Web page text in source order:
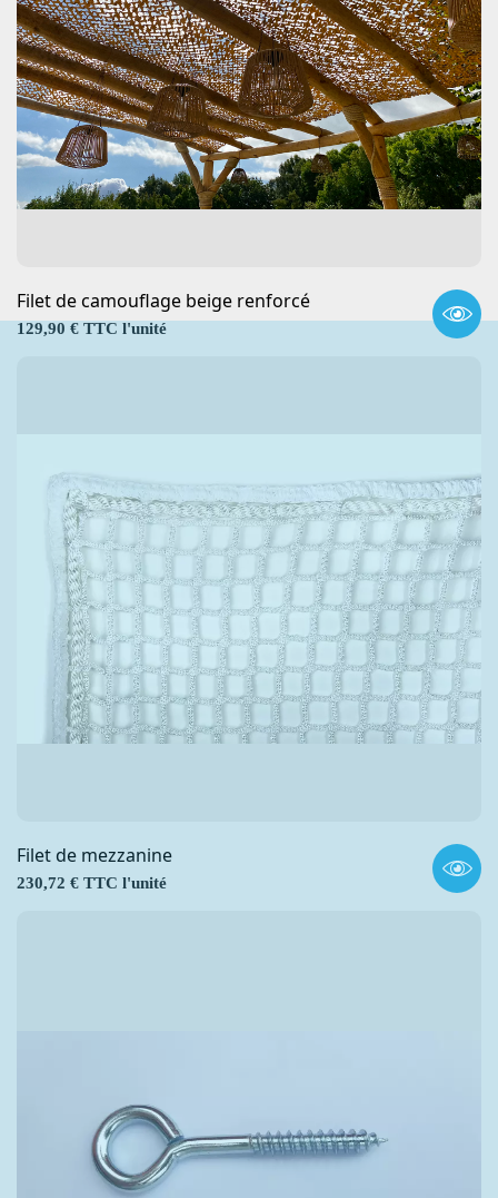
Filet de camouflage beige renforcé
Prix
129,90 € TTC l'unité
Filet de mezzanine
Prix
230,72 € TTC l'unité